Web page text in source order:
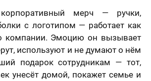
корпоративный мерч — ручки,
с логотипом — работает как
компании. Эмоцию он вызывает
используют и не думают о нём
подарок сотрудникам — тот,
унесёт домой, покажет семье и